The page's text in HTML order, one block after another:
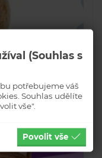
(Souhlas s
potřebujeme váš
Souhlas udělíte
vše".
Povolit vše